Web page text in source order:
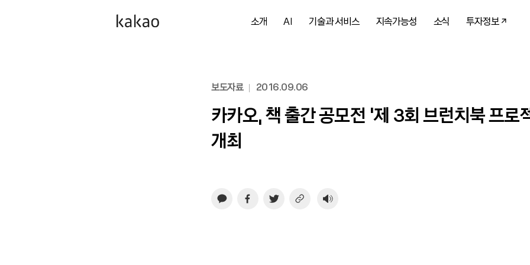
소개 AI 기술과 서비스 지속가능성 소식 투자정보
보도자료 2016.09.06
카카오, 책 출간 공모전 ‘제 3회 브런치북 프로
개최